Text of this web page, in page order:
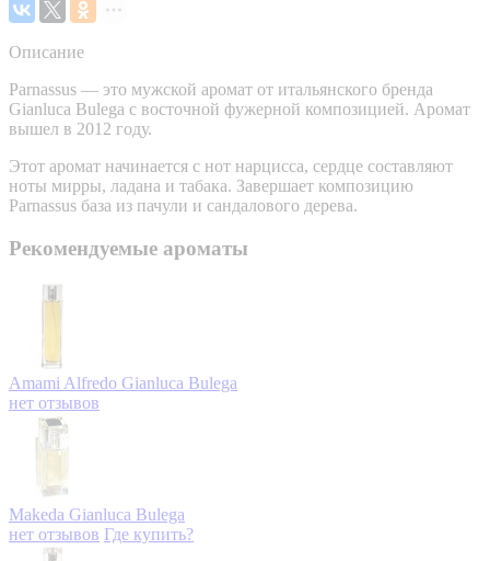
Описание
Parnassus — это мужской аромат от итальянского бренда
Gianluca Bulega с восточной фужерной композицией. Аромат
вышел в 2012 году.
Этот аромат начинается с нот нарцисса, сердце составляют
ноты мирры, ладана и табака. Завершает композицию
Parnassus база из пачули и сандалового дерева.
Рекомендуемые ароматы
Amami Alfredo Gianluca Bulega
нет отзывов
Makeda Gianluca Bulega
нет отзывов Где купить?